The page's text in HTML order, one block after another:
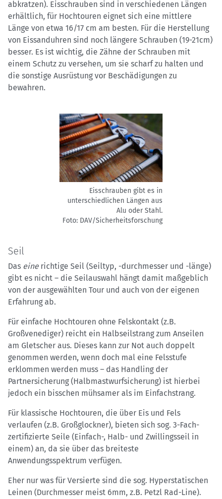
abkratzen). Eisschrauben sind in verschiedenen Längen
erhältlich, für Hochtouren eignet sich eine mittlere
Länge von etwa 16/17 cm am besten. Für die Herstellung
von Eissanduhren sind noch längere Schrauben (19-21cm)
besser. Es ist wichtig, die Zähne der Schrauben mit
einem Schutz zu versehen, um sie scharf zu halten und
die sonstige Ausrüstung vor Beschädigungen zu
bewahren.
Eisschrauben gibt es in
unterschiedlichen Längen aus
Alu oder Stahl.
Foto: DAV/Sicherheitsforschung
Seil
Das einerichtige Seil (Seiltyp, -durchmesser und -länge)
gibt es nicht – die Seilauswahl hängt damit maßgeblich
von der ausgewählten Tour und auch von der eigenen
Erfahrung ab.
Für einfache Hochtouren ohne Felskontakt (z.B.
Großvenediger) reicht ein Halbseilstrang zum Anseilen
am Gletscher aus. Dieses kann zur Not auch doppelt
genommen werden, wenn doch mal eine Felsstufe
erklommen werden muss – das Handling der
Partnersicherung (Halbmastwurfsicherung) ist hierbei
jedoch ein bisschen mühsamer als im Einfachstrang.
Für klassische Hochtouren, die über Eis und Fels
verlaufen (z.B. Großglockner), bieten sich sog. 3-Fach-
zertifizierte Seile (Einfach-, Halb- und Zwillingsseil in
einem) an, da sie über das breiteste
Anwendungsspektrum verfügen.
Eher nur was für Versierte sind die sog. Hyperstatischen
Leinen (Durchmesser meist 6mm, z.B. Petzl Rad-Line).